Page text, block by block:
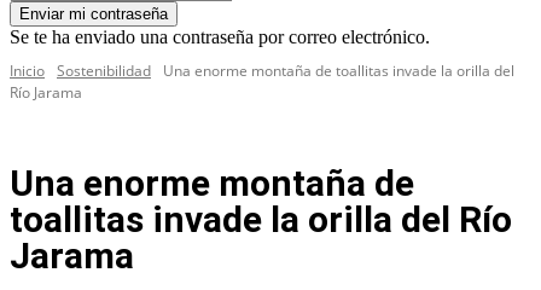
Se te ha enviado una contraseña por correo electrónico.
Inicio Sostenibilidad
Una enorme montaña de toallitas invade la orilla del
Río Jarama
Una enorme montaña de
toallitas invade la orilla del Río
Jarama